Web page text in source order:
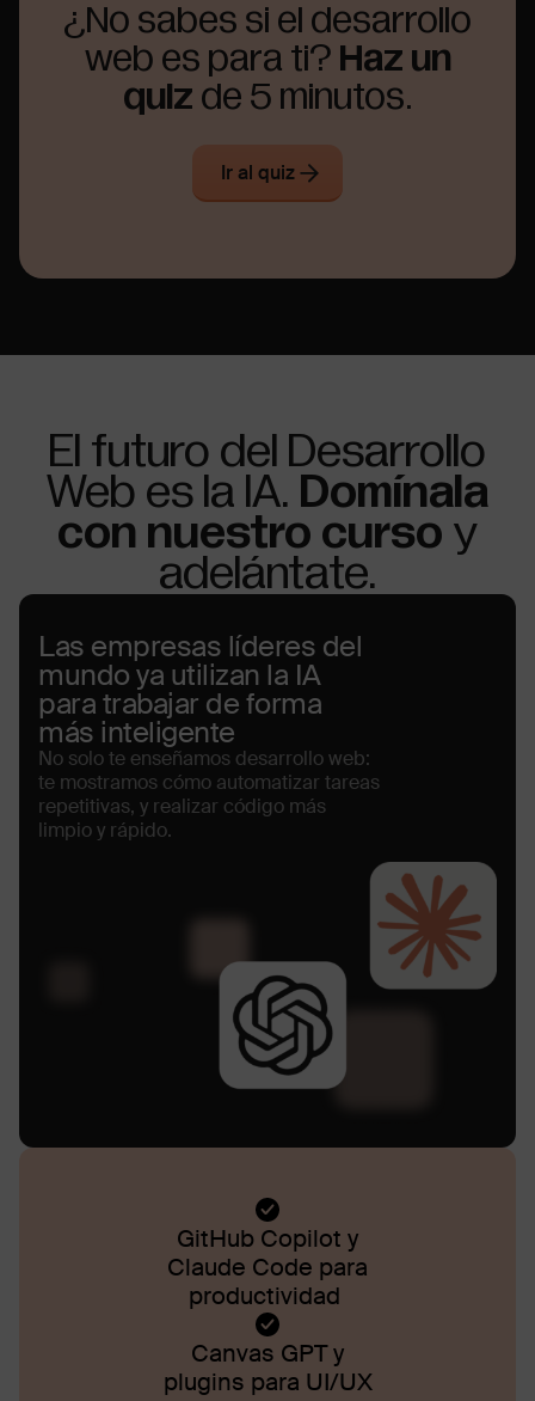
¿No sabes si el desarrollo
web es para ti? Haz un
quiz de 5 minutos.
Ir al quiz
El futuro del Desarrollo
Web es la IA. Domínala
con nuestro curso y
adelántate.
Las empresas líderes del
mundo ya utilizan la IA
para trabajar de forma
más inteligente
No solo te enseñamos desarrollo web:
te mostramos cómo automatizar tareas
repetitivas, y realizar código más
limpio y rápido.
GitHub Copilot y
Claude Code para
productividad
Canvas GPT y
plugins para UI/UX